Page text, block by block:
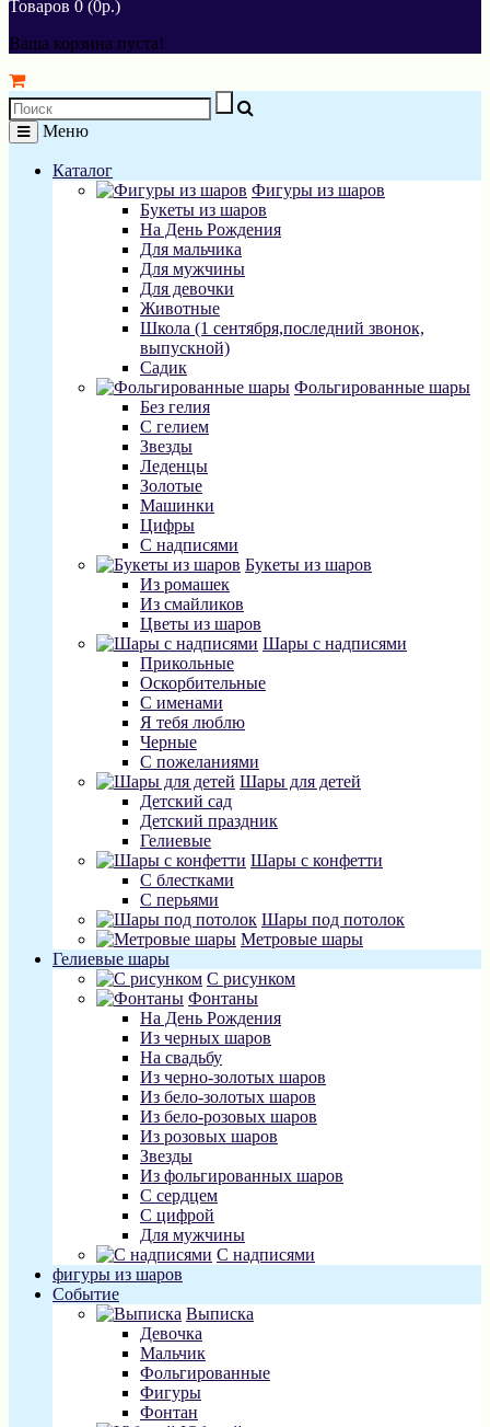
Товаров 0 (0р.)
Ваша корзина пуста!
Меню
Каталог
Фигуры из шаров
Букеты из шаров
На День Рождения
Для мальчика
Для мужчины
Для девочки
Животные
Школа (1 сентября,последний звонок,
выпускной)
Садик
Фольгированные шары
Без гелия
С гелием
Звезды
Леденцы
Золотые
Машинки
Цифры
С надписями
Букеты из шаров
Из ромашек
Из смайликов
Цветы из шаров
Шары с надписями
Прикольные
Оскорбительные
С именами
Я тебя люблю
Черные
С пожеланиями
Шары для детей
Детский сад
Детский праздник
Гелиевые
Шары с конфетти
С блестками
С перьями
Шары под потолок
Метровые шары
Гелиевые шары
С рисунком
Фонтаны
На День Рождения
Из черных шаров
На свадьбу
Из черно-золотых шаров
Из бело-золотых шаров
Из бело-розовых шаров
Из розовых шаров
Звезды
Из фольгированных шаров
С сердцем
С цифрой
Для мужчины
С надписями
фигуры из шаров
Событие
Выписка
Девочка
Мальчик
Фольгированные
Фигуры
Фонтан